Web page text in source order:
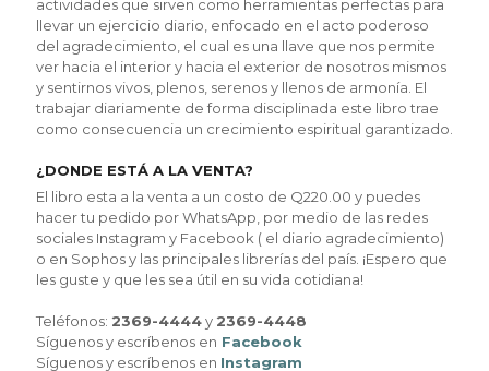
actividades que sirven como herramientas perfectas para
llevar un ejercicio diario, enfocado en el acto poderoso
del agradecimiento, el cual es una llave que nos permite
ver hacia el interior y hacia el exterior de nosotros mismos
y sentirnos vivos, plenos, serenos y llenos de armonía. El
trabajar diariamente de forma disciplinada este libro trae
como consecuencia un crecimiento espiritual garantizado.
¿DONDE ESTÁ A LA VENTA?
El libro esta a la venta a un costo de Q220.00 y puedes
hacer tu pedido por WhatsApp, por medio de las redes
sociales Instagram y Facebook ( el diario agradecimiento)
o en Sophos y las principales librerías del país. ¡Espero que
les guste y que les sea útil en su vida cotidiana!
Teléfonos: 2369-4444y 2369-4448
Síguenos y escríbenos en Facebook
Síguenos y escríbenos en Instagram